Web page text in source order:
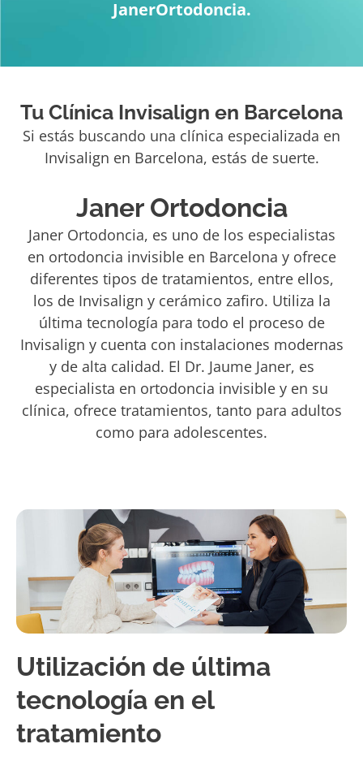
JanerOrtodoncia.
Tu Clínica Invisalign en Barcelona
Si estás buscando una clínica especializada en
Invisalign en Barcelona, estás de suerte.
Janer Ortodoncia
Janer Ortodoncia, es uno de los especialistas
en ortodoncia invisible en Barcelona y ofrece
diferentes tipos de tratamientos, entre ellos,
los de Invisalign y cerámico zafiro. Utiliza la
última tecnología para todo el proceso de
Invisalign y cuenta con instalaciones modernas
y de alta calidad. El Dr. Jaume Janer, es
especialista en ortodoncia invisible y en su
clínica, ofrece tratamientos, tanto para adultos
como para adolescentes.
Utilización de última
tecnología en el
tratamiento